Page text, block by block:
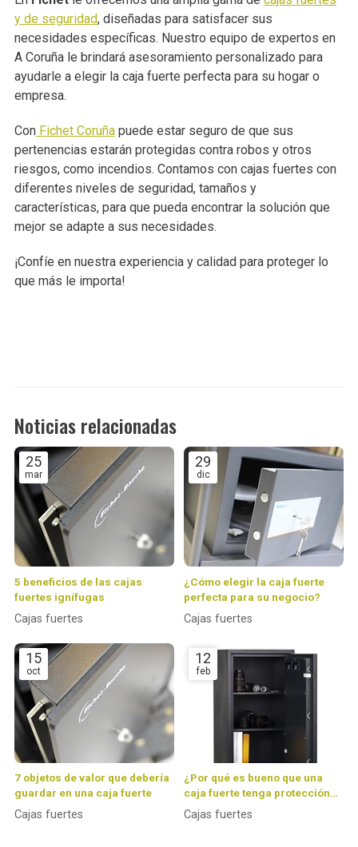
y de seguridad, diseñadas para satisfacer sus
necesidades específicas. Nuestro equipo de expertos en
A Coruña le brindará asesoramiento personalizado para
ayudarle a elegir la caja fuerte perfecta para su hogar o
empresa.
ConFichet Coruñapuede estar seguro de que sus
pertenencias estarán protegidas contra robos y otros
riesgos, como incendios. Contamos con cajas fuertes con
diferentes niveles de seguridad, tamaños y
características, para que pueda encontrar la solución que
mejor se adapte a sus necesidades.
¡Confíe en nuestra experiencia y calidad para proteger lo
que más le importa!
Noticias relacionadas
25
mar
5 beneficios de las cajas
fuertes ignífugas
Cajas fuertes
29
dic
¿Cómo elegir la caja fuerte
perfecta para su negocio?
Cajas fuertes
15
oct
7 objetos de valor que debería
guardar en una caja fuerte
Cajas fuertes
12
feb
¿Por qué es bueno que una
caja fuerte tenga protección
ante incendios?
Cajas fuertes